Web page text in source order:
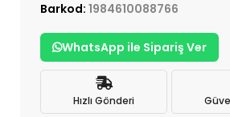
Barkod: 1984610088766
WhatsApp ile Sipariş Ver
Hızlı Gönderi